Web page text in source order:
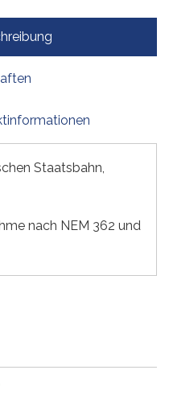
Staatsbahn,
nach NEM 362 und